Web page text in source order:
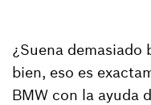
¿Suena demasiado
bien, eso es
BMW con la ayuda